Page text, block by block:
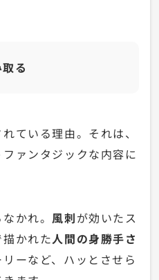
る
ている理由。それは、
ァンタジックな内容に
かれ。 風刺が効いたス
かれた人間の身勝手さ
ーなど、 ハッとさせら